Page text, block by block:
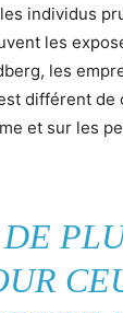
individus
les
les
différent de
et sur les